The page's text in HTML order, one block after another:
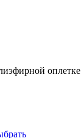
оплетке